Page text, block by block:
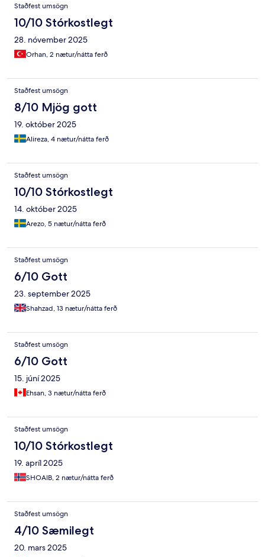
Staðfest umsögn
10/10 Stórkostlegt
28. nóvember 2025
Orhan, 2 nætur/nátta ferð
Staðfest umsögn
8/10 Mjög gott
19. október 2025
Alireza, 4 nætur/nátta ferð
Staðfest umsögn
10/10 Stórkostlegt
14. október 2025
Arezo, 5 nætur/nátta ferð
Staðfest umsögn
6/10 Gott
23. september 2025
Shahzad, 13 nætur/nátta ferð
Staðfest umsögn
6/10 Gott
15. júní 2025
Ehsan, 3 nætur/nátta ferð
Staðfest umsögn
10/10 Stórkostlegt
19. apríl 2025
SHOAIB, 2 nætur/nátta ferð
Staðfest umsögn
4/10 Sæmilegt
20. mars 2025